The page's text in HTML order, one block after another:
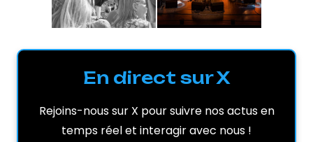
En direct sur X
Rejoins-nous sur X pour suivre nos actus en
temps réel et interagir avec nous !